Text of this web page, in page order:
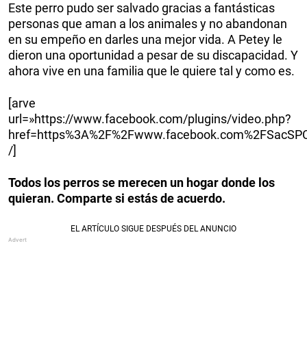
Este perro pudo ser salvado gracias a fantásticas
personas que aman a los animales y no abandonan
en su empeño en darles una mejor vida. A Petey le
dieron una oportunidad a pesar de su discapacidad. Y
ahora vive en una familia que le quiere tal y como es.
[arve
url=»https://www.facebook.com/plugins/video.php?
/]
Todos los perros se merecen un hogar donde los
quieran. Comparte si estás de acuerdo.